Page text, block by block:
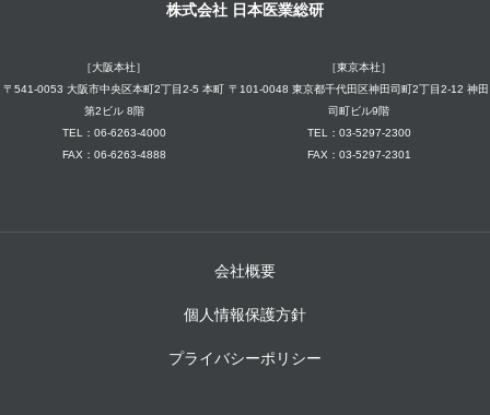
株式会社 日本医業総研
［大阪本社］
〒541-0053 大阪市中央区本町2丁目2-5 本町
第2ビル 8階
TEL：06-6263-4000
FAX：06-6263-4888
［東京本社］
〒101-0048 東京都千代田区神田司町2丁目2-12 神田
司町ビル9階
TEL：03-5297-2300
FAX：03-5297-2301
会社概要
個人情報保護方針
プライバシーポリシー